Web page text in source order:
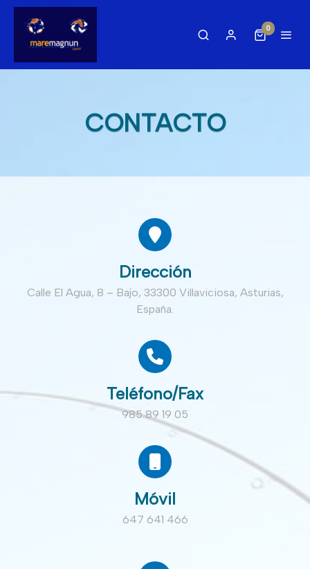
0
CONTACTO
Dirección
Calle El Agua, 8 – Bajo, 33300 Villaviciosa, Asturias,
España.
Teléfono/Fax
985 89 19 05
Móvil
647 641 466